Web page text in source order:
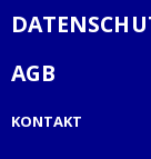
AGB
KONTAKT